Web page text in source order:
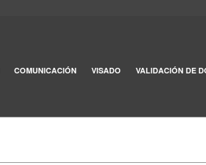
COMUNICACIÓN VISADO VALIDACIÓN DE